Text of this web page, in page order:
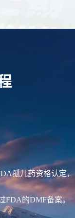
孤儿药资格认定，
FDA的DMF备案。